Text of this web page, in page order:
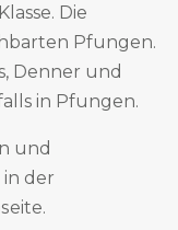
Die
Pfungen.
Denner und
in Pfungen.
und
der